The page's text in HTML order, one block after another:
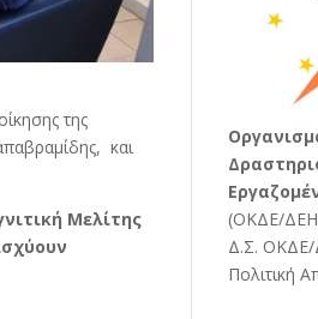
της
και
Μελίτης
(ΟΚΔΕ/ΔΕΗ
Δ.Σ.
Πολιτική